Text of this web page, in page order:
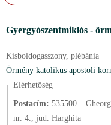
Gyergyószentmiklós -
Kisboldogasszony, plébánia
Örmény katolikus apostoli
Elérhetőség
Postacím: 535500 –
nr. 4., jud. Harghita